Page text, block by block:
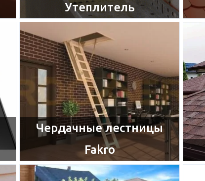
Утеплитель
Чердачные лестницы
Fakro